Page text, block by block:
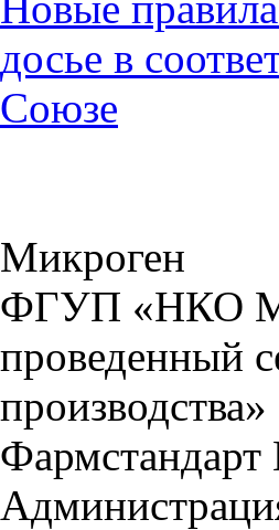
досье в
Союзе
Микроген
ФГУП «НКО
проведенный
производства»
Фармстандарт